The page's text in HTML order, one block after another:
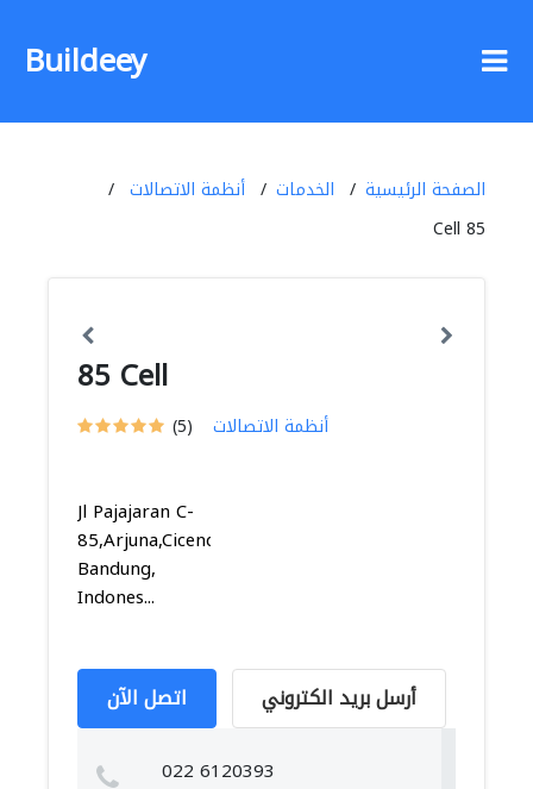
Buildeey
الصفحة الرئيسية الخدمات
أنظمة الاتصالات
85 Cell
85 Cell
(5) أنظمة الاتصالات
Jl Pajajaran C-
85,Arjuna,Cicendo,
Bandung,
Indones...
اتصل الآن أرسل بريد الكتروني
022 6120393